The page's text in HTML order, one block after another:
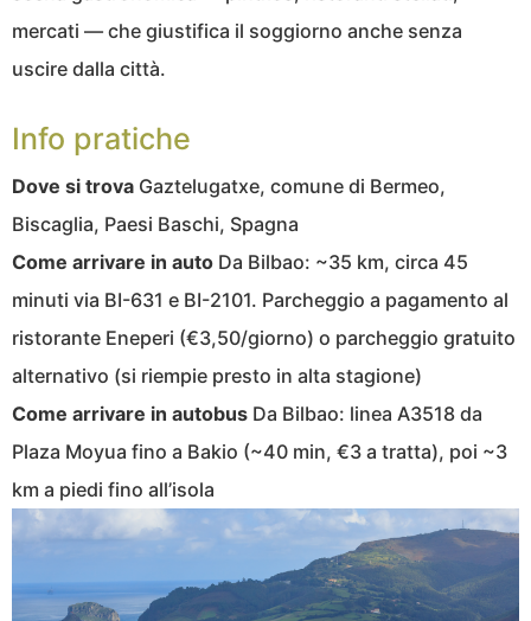
mercati — che giustifica il soggiorno anche senza
uscire dalla città.
Info pratiche
Dove si trova Gaztelugatxe, comune di Bermeo,
Biscaglia, Paesi Baschi, Spagna
Come arrivare in auto Da Bilbao: ~35 km, circa 45
minuti via BI-631 e BI-2101. Parcheggio a pagamento al
ristorante Eneperi (€3,50/giorno) o parcheggio gratuito
alternativo (si riempie presto in alta stagione)
Come arrivare in autobus Da Bilbao: linea A3518 da
Plaza Moyua fino a Bakio (~40 min, €3 a tratta), poi ~3
km a piedi fino all’isola